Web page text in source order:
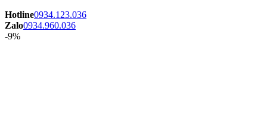
Hotline0934.123.036
Zalo0934.960.036
-9%